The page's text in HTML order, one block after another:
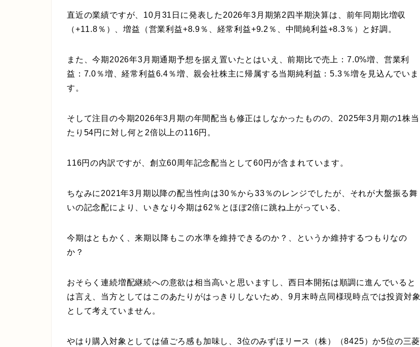
直近の業績ですが、10月31日に発表した2026年3月期第2四半期決算は、前年同期比増収
（+11.8％）、増益（営業利益+8.9％、経常利益+9.2％、中間純利益+8.3％）と好調。
また、今期2026年3月期通期予想を据え置いたとはいえ、前期比で売上：7.0%増、営業利
益：7.0％増、経常利益6.4％増、親会社株主に帰属する当期純利益：5.3％増を見込んでいま
す。
そして注目の今期2026年3月期の年間配当も修正はしなかったものの、2025年3月期の1株当
たり54円に対し何と2倍以上の116円。
116円の内訳ですが、創立60周年記念配当として60円が含まれています。
ちなみに2021年3月期以降の配当性向は30％から33％のレンジでしたが、それが大盤振る舞
いの記念配により、いきなり今期は62％とほぼ2倍に跳ね上がっている、
今期はともかく、来期以降もこの水準を維持できるのか？、というか維持するつもりなの
か？
おそらく連続増配継続への意欲は相当高いと思いますし、西日本開拓は順調に進んでいると
は言え、当方としてはこのあたりがはっきりしないため、9月末時点同様現時点では投資対象
として考えていません。
やはり購入対象としては値ごろ感も加味し、3位のみずほリース（株）（8425）か5位の三菱